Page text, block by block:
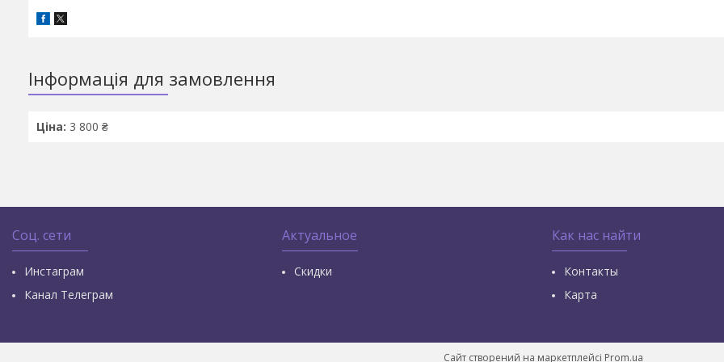
Інформація для замовлення
Ціна: 3 800 ₴
Соц. сети
Инстаграм
Канал Телеграм
Актуальное
Скидки
Как нас найти
Контакты
Карта
Сайт створений на маркетплейсі Prom.ua